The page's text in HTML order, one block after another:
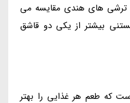
ترشی های هندی مقایسه می
بیشتر از یکی دو قاشق
که طعم هر غذایی را بهتر